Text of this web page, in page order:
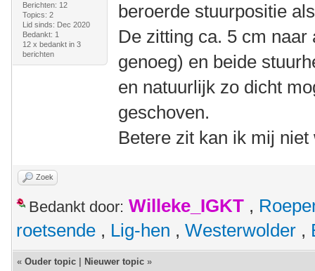
Berichten: 12
Topics: 2
Lid sinds: Dec 2020
Bedankt: 1
12 x bedankt in 3
berichten
beroerde stuurpositie
De zitting ca. 5 cm
genoeg) en beide
en natuurlijk zo dicht
geschoven.
Betere zit kan ik mij niet
Zoek
Bedankt door: Willeke_IGKT ,
roetsende , Lig-hen , Westerwolder ,
« Ouder topic Nieuwer topic »